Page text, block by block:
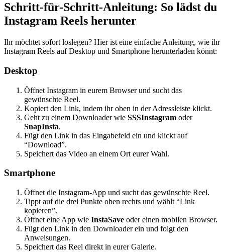
Schritt-für-Schritt-Anleitung: So lädst du
Instagram Reels herunter
Ihr möchtet sofort loslegen? Hier ist eine einfache Anleitung, wie ihr
Instagram Reels auf Desktop und Smartphone herunterladen könnt:
Desktop
Öffnet Instagram in eurem Browser und sucht das
gewünschte Reel.
Kopiert den Link, indem ihr oben in der Adressleiste klickt.
Geht zu einem Downloader wie SSSInstagram oder
SnapInsta.
Fügt den Link in das Eingabefeld ein und klickt auf
“Download”.
Speichert das Video an einem Ort eurer Wahl.
Smartphone
Öffnet die Instagram-App und sucht das gewünschte Reel.
Tippt auf die drei Punkte oben rechts und wählt “Link
kopieren”.
Öffnet eine App wie InstaSave oder einen mobilen Browser.
Fügt den Link in den Downloader ein und folgt den
Anweisungen.
Speichert das Reel direkt in eurer Galerie.